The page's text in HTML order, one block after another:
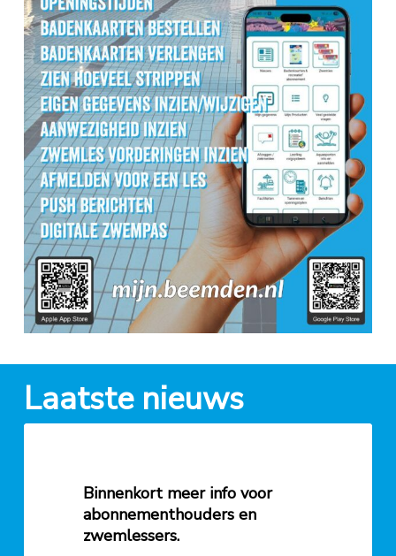
Laatste nieuws
Binnenkort
abonnementhouders
zwemlessers.
Binnenkort meer info voor
abonnementhouders en
zwemlessers.